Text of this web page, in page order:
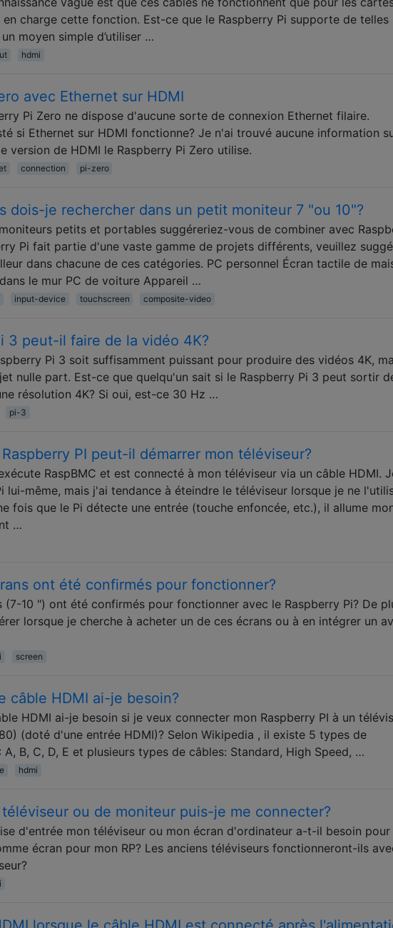
charge cette fonction. Est-ce que le Raspberry Pi supporte de telles
moyen simple d’utiliser …
hdmi
avec Ethernet sur HDMI
Pi Zero ne dispose d'aucune sorte de connexion Ethernet filaire.
si Ethernet sur HDMI fonctionne? Je n'ai trouvé aucune information
version de HDMI le Raspberry Pi Zero utilise.
connection pi-zero
dois-je rechercher dans un petit moniteur 7 "ou 10"?
petits et portables suggéreriez-vous de combiner avec
Pi fait partie d'une vaste gamme de projets différents, veuillez
dans chacune de ces catégories. PC personnel Écran tactile de
le mur PC de voiture Appareil …
input-device touchscreen composite-video
3 peut-il faire de la vidéo 4K?
Pi 3 soit suffisamment puissant pour produire des vidéos 4K,
nulle part. Est-ce que quelqu'un sait si le Raspberry Pi 3 peut sortir
résolution 4K? Si oui, est-ce 30 Hz …
pi-3
PI peut-il démarrer mon téléviseur?
RaspBMC et est connecté à mon téléviseur via un câble HDMI.
lui-même, mais j'ai tendance à éteindre le téléviseur lorsque je ne
fois que le Pi détecte une entrée (touche enfoncée, etc.), il allume
…
ont été confirmés pour fonctionner?
(7-10 ") ont été confirmés pour fonctionner avec le Raspberry Pi? De
lorsque je cherche à acheter un de ces écrans ou à en intégrer un
screen
câble HDMI ai-je besoin?
HDMI ai-je besoin si je veux connecter mon Raspberry PI à un
(doté d'une entrée HDMI)? Selon Wikipedia , il existe 5 types de
A, B, C, D, E et plusieurs types de câbles: Standard, High Speed, …
hdmi
ou de moniteur puis-je me connecter?
d'entrée mon téléviseur ou mon écran d'ordinateur a-t-il besoin pour
écran pour mon RP? Les anciens téléviseurs fonctionneront-ils